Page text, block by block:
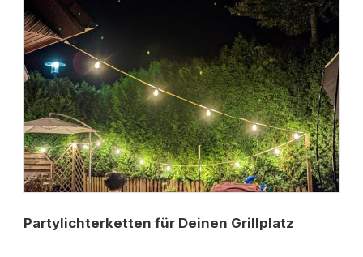
Partylichterketten für Deinen Grillplatz